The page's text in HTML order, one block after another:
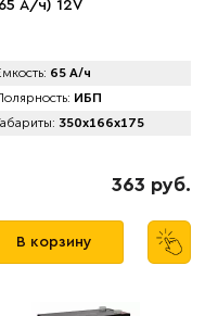
А/ч) 12V
65 А/ч
ИБП
350x166x175
363 руб.
В корзину